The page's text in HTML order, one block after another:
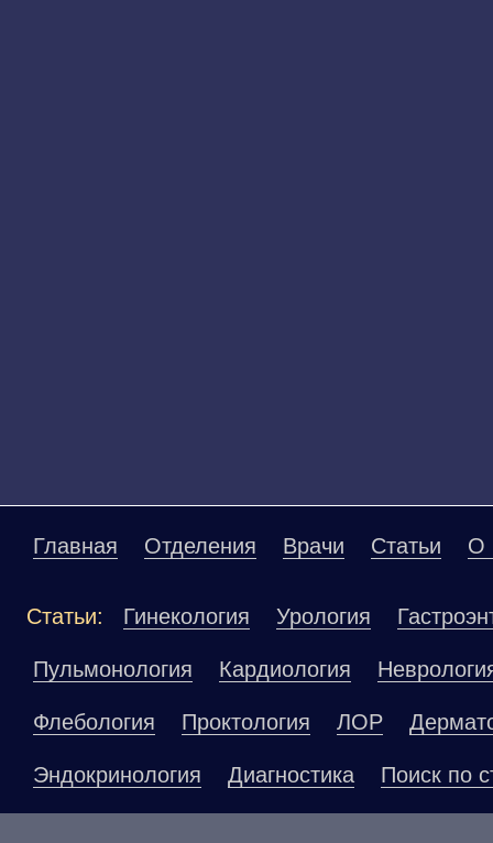
Главная Отделения Врачи Статьи О
Статьи: Гинекология Урология
Пульмонология Кардиология
Флебология Проктология ЛОР
Эндокринология Диагностика Поиск по